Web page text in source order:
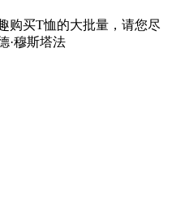
购买T恤的大批量，请您尽
·穆斯塔法